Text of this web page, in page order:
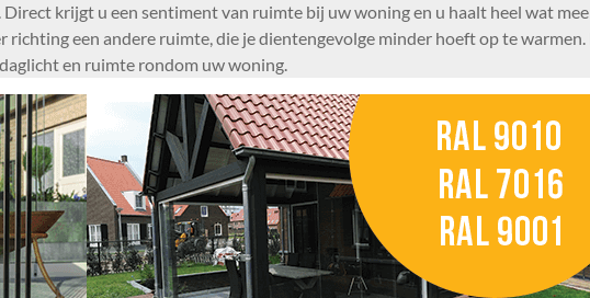
krijgt u een sentiment van ruimte bij uw woning en u haalt heel wat
een andere ruimte, die je dientengevolge minder hoeft op te
en ruimte rondom uw woning.